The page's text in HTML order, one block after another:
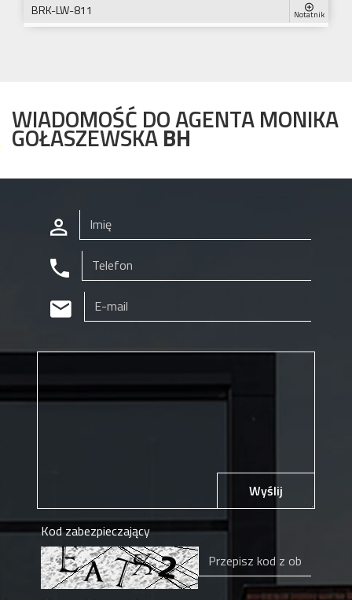
BRK-LW-811 Notatnik
WIADOMOŚĆ DO AGENTA MONIKA
GOŁASZEWSKABH
Wyślij
Kod zabezpieczający